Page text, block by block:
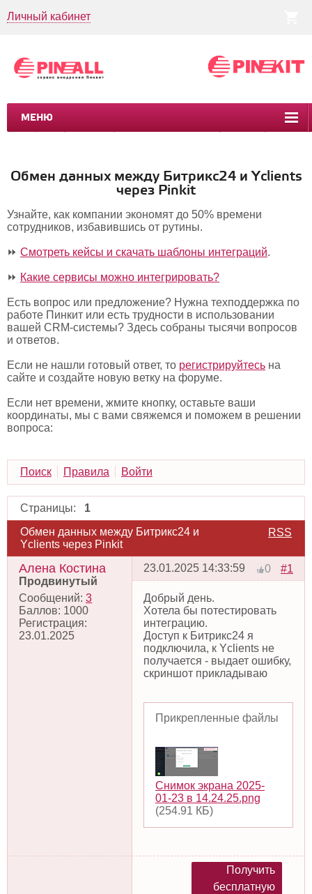
Личный кабинет
МЕНЮ
CRM CMS КЕЙСЫ
Обмен данных между Битрикс24 и Yclients
через Pinkit
Узнайте, как компании экономят до 50% времени
сотрудников, избавившись от рутины.
⏩ Смотреть кейсы и скачать шаблоны интеграций.
⏩ Какие сервисы можно интегрировать?
Есть вопрос или предложение? Нужна техподдержка по
работе Пинкит или есть трудности в использовании
вашей CRM-системы? Здесь собраны тысячи вопросов
и ответов.
Если не нашли готовый ответ, то регистрируйтесь на
сайте и создайте новую ветку на форуме.
Если нет времени, жмите кнопку, оставьте ваши
координаты, мы с вами свяжемся и поможем в решении
вопроса:
Поиск Правила Войти
Страницы: 1
RSS
Обмен данных между Битрикс24 и
Yclients через Pinkit
Алена Костина
Продвинутый
Сообщений: 3
Баллов: 1000
Регистрация:
23.01.2025
#1
0
23.01.2025 14:33:59
Добрый день.
Хотела бы потестировать
интеграцию.
Доступ к Битрикс24 я
подключила, к Yclients не
получается - выдает ошибку,
скриншот прикладываю
Прикрепленные файлы
Снимок экрана 2025-
01-23 в 14.24.25.png
(254.91 КБ)
Получить
бесплатную